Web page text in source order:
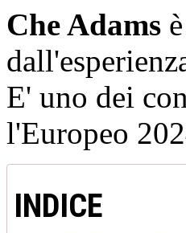
Che Adams
E' uno dei
l'Europeo
INDICE